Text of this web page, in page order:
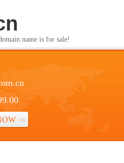
name is for sale!
>>